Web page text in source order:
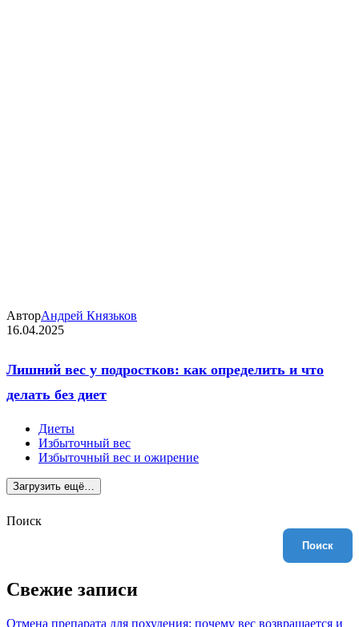
АвторАндрей Князьков
16.04.2025
Лишний вес у подростков: как определить и что
делать без диет
Диеты
Избыточный вес
Избыточный вес и ожирение
Загрузить ещё…
Поиск
Поиск
Свежие записи
Отмена препарата для похудения: почему вес возвращается и